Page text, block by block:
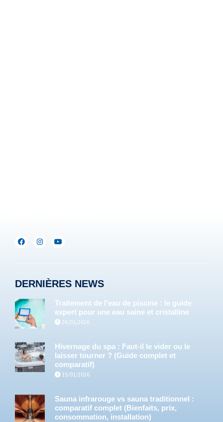
DERNIÈRES NEWS
Traitement de l’eau de piscine : le guide
expert pour une eau saine et cristalline
26/01/2026
Hivernage du spa : Faut-il le vider ou le
laisser tourner ? (Guide complet et
comparatif)
15/01/2026
Sauna infrarouge vs sauna traditionnel :
comparatif complet (Bienfaits, prix,
consommation, installation)